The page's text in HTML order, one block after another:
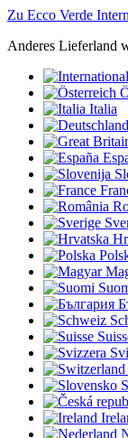
Zu Ecco Verde
Anderes Lieferland
Italia